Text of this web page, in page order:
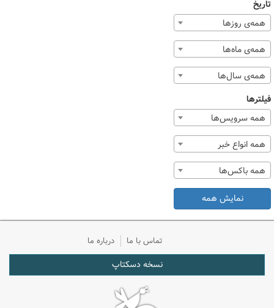
تاریخ
همه‌ی روزها
همه‌ی ماه‌ها
همه‌ی سال‌ها
فیلترها
همه سرویس‌ها
همه انواع خبر
همه باکس‌ها
نمایش همه
تماس با ما درباره ما
نسخه دسکتاپ